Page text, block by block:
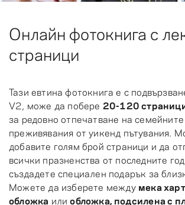
Онлайн фотокнига с
страници
Тази евтина фотокнига е с
V2, може да побере 20-120
за редовно отпечатване на
преживявания от уикенд пътувания.
добавите голям брой страници и да
всички празненства от последните
създадете специален подарък за
Можете да изберете между мека
обложка илиобложка, подсилена с